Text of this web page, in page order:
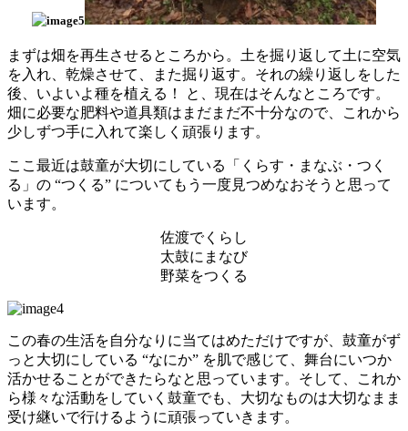
まずは畑を再生させるところから。土を掘り返して土に空気
を入れ、乾燥させて、また掘り返す。それの繰り返しをした
後、いよいよ種を植える！ と、現在はそんなところです。
畑に必要な肥料や道具類はまだまだ不十分なので、これから
少しずつ手に入れて楽しく頑張ります。
ここ最近は鼓童が大切にしている「くらす・まなぶ・つく
る」の “つくる” についてもう一度見つめなおそうと思って
います。
佐渡でくらし
太鼓にまなび
野菜をつくる
この春の生活を自分なりに当てはめただけですが、鼓童がず
っと大切にしている “なにか” を肌で感じて、舞台にいつか
活かせることができたらなと思っています。そして、これか
ら様々な活動をしていく鼓童でも、大切なものは大切なまま
受け継いで行けるように頑張っていきます。